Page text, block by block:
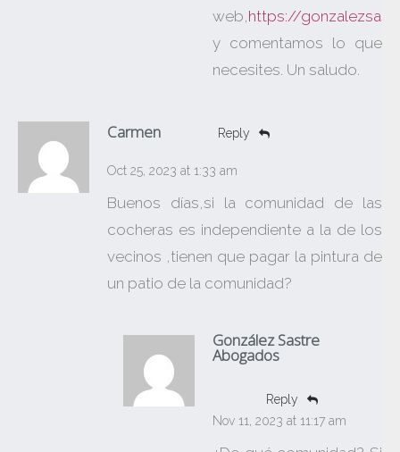
web,https://
y comentamos lo que
necesites. Un saludo.
Carmen Reply
Oct 25, 2023 at 1:33 am
Buenos días,si la comunidad de las
cocheras es independiente a la de los
vecinos ,tienen que pagar la pintura de
un patio de la comunidad?
González Sastre
Abogados
Reply
Nov 11, 2023 at 11:17 am